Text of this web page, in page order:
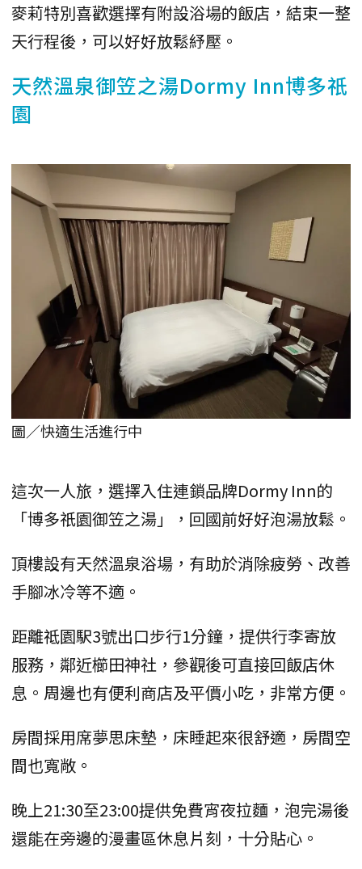
麥莉特別喜歡選擇有附設浴場的飯店，結束一整
天行程後，可以好好放鬆紓壓。
天然溫泉御笠之湯Dormy Inn博多祇
園
圖／快適生活進行中
這次一人旅，選擇入住連鎖品牌Dormy Inn的
「博多祇園御笠之湯」，回國前好好泡湯放鬆。
頂樓設有天然溫泉浴場，有助於消除疲勞、改善
手腳冰冷等不適。
距離祗園駅3號出口步行1分鐘，提供行李寄放
服務，鄰近櫛田神社，參觀後可直接回飯店休
息。周邊也有便利商店及平價小吃，非常方便。
房間採用席夢思床墊，床睡起來很舒適，房間空
間也寬敞。
晚上21:30至23:00提供免費宵夜拉麵，泡完湯後
還能在旁邊的漫畫區休息片刻，十分貼心。